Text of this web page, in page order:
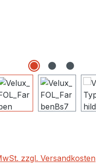
zzgl. Versandkosten